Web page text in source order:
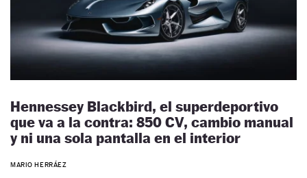
Hennessey Blackbird, el superdeportivo
que va a la contra: 850 CV, cambio manual
y ni una sola pantalla en el interior
MARIO HERRÁEZ